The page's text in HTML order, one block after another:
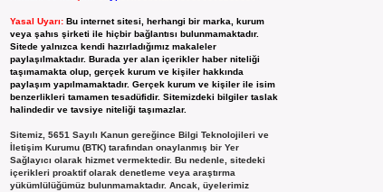
Yasal Uyarı: Bu internet sitesi, herhangi bir marka, kurum
veya şahıs şirketi ile hiçbir bağlantısı bulunmamaktadır.
Sitede yalnızca kendi hazırladığımız makaleler
paylaşılmaktadır. Burada yer alan içerikler haber niteliği
taşımamakta olup, gerçek kurum ve kişiler hakkında
paylaşım yapılmamaktadır. Gerçek kurum ve kişiler ile isim
benzerlikleri tamamen tesadüfidir. Sitemizdeki bilgiler taslak
halindedir ve tavsiye niteliği taşımazlar.
Sitemiz, 5651 Sayılı Kanun gereğince Bilgi Teknolojileri ve
İletişim Kurumu (BTK) tarafından onaylanmış bir Yer
Sağlayıcı olarak hizmet vermektedir. Bu nedenle, sitedeki
içerikleri proaktif olarak denetleme veya araştırma
yükümlülüğümüz bulunmamaktadır. Ancak, üyelerimiz